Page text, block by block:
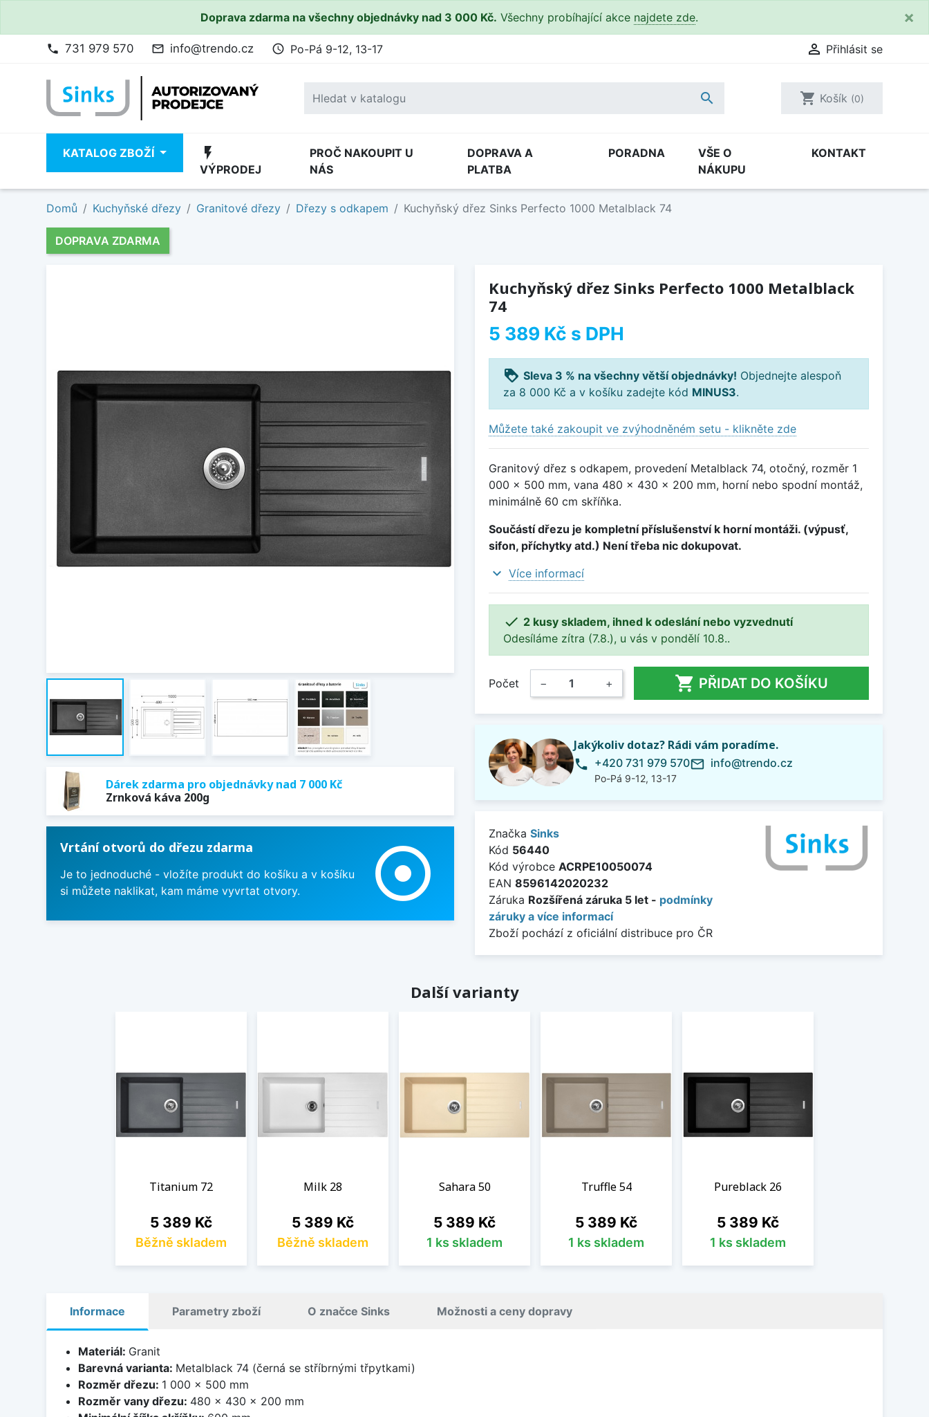
Doprava zdarma na všechny objednávky nad 3 000 Kč. Všechny probíhající akce najdete zde. ×
phone 731 979 570 mail_outline info@trendo.cz access_time Po-Pá 9-12, 13-17  Přihlásit se
 shopping_cart Košík (0)
KATALOG ZBOŽÍ flash_on
VÝPRODEJ
PROČ NAKOUPIT U
NÁS
DOPRAVA A
PLATBA
PORADNA
VŠE O
NÁKUPU
KONTAKT
Domů Kuchyňské dřezy Granitové dřezy Dřezy s odkapem Kuchyňský dřez Sinks Perfecto 1000 Metalblack 74
DOPRAVA ZDARMA
Dárek zdarma pro objednávky nad 7 000 Kč
Zrnková káva 200g
Vrtání otvorů do dřezu zdarma
Je to jednoduché - vložíte produkt do košíku a v košíku
si můžete naklikat, kam máme vyvrtat otvory.
adjust
Kuchyňský dřez Sinks Perfecto 1000 Metalblack
74
5 389 Kč s DPH
loyalty Sleva 3 % na všechny větší objednávky! Objednejte alespoň
za 8 000 Kč a v košíku zadejte kód MINUS3.
Můžete také zakoupit ve zvýhodněném setu - klikněte zde
Granitový dřez s odkapem, provedení Metalblack 74, otočný, rozměr 1
000 x 500 mm, vana 480 x 430 x 200 mm, horní nebo spodní montáž,
minimálně 60 cm skříňka.
Součástí dřezu je kompletní příslušenství k horní montáži. (výpusť,
sifon, příchytky atd.) Není třeba nic dokupovat.
expand_more Více informací
 2 kusy skladem, ihned k odeslání nebo vyzvednutí
Odesíláme zítra (7.8.), u vás v pondělí 10.8..
Počet − +  PŘIDAT DO KOŠÍKU
Jakýkoliv dotaz? Rádi vám poradíme.
phone +420 731 979 570
Po-Pá 9-12, 13-17
mail_outline info@trendo.cz
Značka Sinks
Kód 56440
Kód výrobce ACRPE10050074
EAN 8596142020232
Záruka Rozšířená záruka 5 let - podmínky
záruky a více informací
Zboží pochází z oficiální distribuce pro ČR
Další varianty
Titanium 72
Cena
5 389 Kč
Běžně skladem
Milk 28
Cena
5 389 Kč
Běžně skladem
Sahara 50
Cena
5 389 Kč
1 ks skladem
Truffle 54
Cena
5 389 Kč
1 ks skladem
Pureblack 26
Cena
5 389 Kč
1 ks skladem
Informace Parametry zboží O značce Sinks Možnosti a ceny dopravy
Materiál: Granit
Barevná varianta: Metalblack 74 (černá se stříbrnými třpytkami)
Rozměr dřezu: 1 000 x 500 mm
Rozměr vany dřezu: 480 x 430 x 200 mm